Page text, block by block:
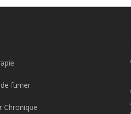
fumer
Chronique